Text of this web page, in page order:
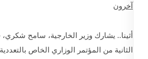
آخرون
أثينا.. يشارك وزير الخارجية، سامح
الثانية من المؤتمر الوزاري الخاص بالتعددية